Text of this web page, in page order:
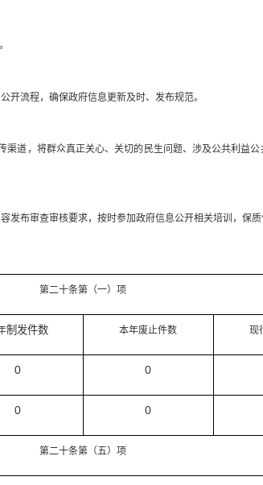
流程，确保政府信息更新及时、发布规范。
，将群众真正关心、关切的民生问题、涉及公共利益公
布审查审核要求，按时参加政府信息公开相关培训，保质
第二十条第（一）项
制发件数 本年废止件数 现
0 0
0 0
第二十条第（五）项